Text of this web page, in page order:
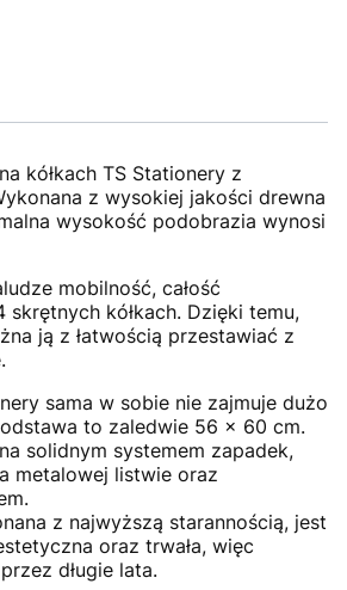
kółkach TS Stationery z
z wysokiej jakości drewna
wysokość podobrazia wynosi
mobilność, całość
skrętnych kółkach. Dzięki temu,
ją z łatwością przestawiać z
sama w sobie nie zajmuje dużo
to zaledwie 56 x 60 cm.
solidnym systemem zapadek,
metalowej listwie oraz
z najwyższą starannością, jest
oraz trwała, więc
długie lata.